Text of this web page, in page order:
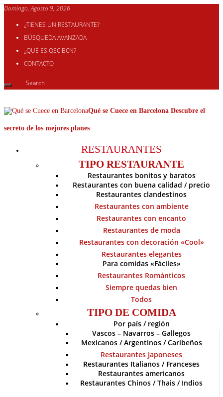
Domingo, Agosto 9, 2026
¿TIENES UN RESTAURANTE?
BÚSQUEDA AVANZADA
¿QUÉ ES QSC BCN?
CONTACTO
Qué se Cuece en Barcelona Descubre el
secreto de los mejores planes
RESTAURANTES
TIPO RESTAURANTE
Restaurantes bonitos y baratos
Restaurantes con buena calidad / precio
Restaurantes clandestinos
Restaurantes con ambiente
Restaurantes con encanto
Restaurantes de moda
Restaurantes con decoración «Cool»
Restaurantes elegantes
Para comidas «Fáciles»
Restaurantes Románticos
Siempre quedas bien
Todos
TIPO DE COMIDA
Por país / región
Vascos – Navarros – Gallegos
Mexicanos / Argentinos / Caribeños
Restaurantes Japoneses
Restaurantes Italianos / Franceses
Restaurantes americanos
Restaurantes Chinos / Thais / Indios